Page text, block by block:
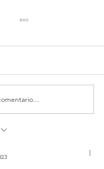
al Santísimo en
Adoration